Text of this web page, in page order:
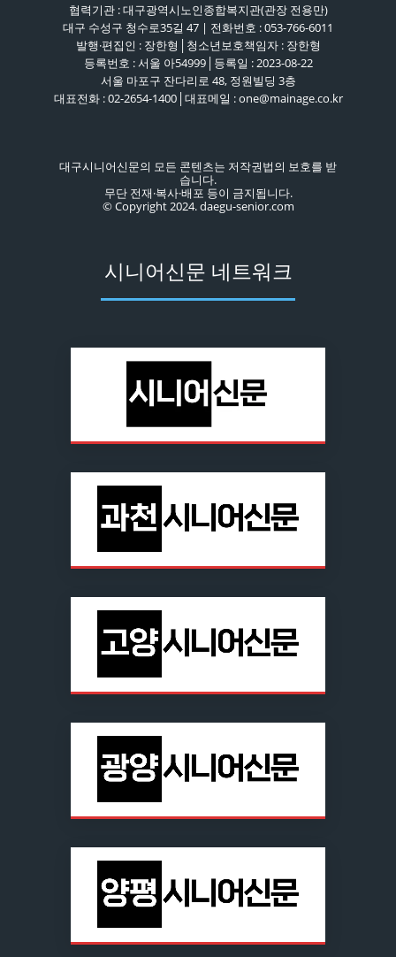
협력기관 : 대구광역시노인종합복지관(관장 전용만)
대구 수성구 청수로35길 47 | 전화번호 : 053-766-6011
발행·편집인 : 장한형│청소년보호책임자 : 장한형
등록번호 : 서울 아54999│등록일 : 2023-08-22
서울 마포구 잔다리로 48, 정원빌딩 3층
대표전화 : 02-2654-1400│대표메일 : one@mainage.co.kr
대구시니어신문의 모든 콘텐츠는 저작권법의 보호를 받
습니다.
무단 전재·복사·배포 등이 금지됩니다.
© Copyright 2024. daegu-senior.com
시니어신문 네트워크